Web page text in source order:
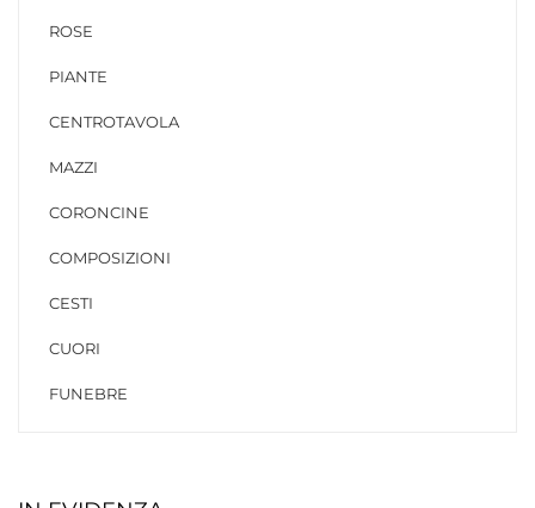
ROSE
PIANTE
CENTROTAVOLA
MAZZI
CORONCINE
COMPOSIZIONI
CESTI
CUORI
FUNEBRE